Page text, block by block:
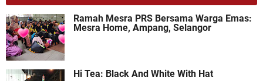
Ramah Mesra PRS Bersama Warga Emas:
Mesra Home, Ampang, Selangor
Hi Tea: Black And White With Hat